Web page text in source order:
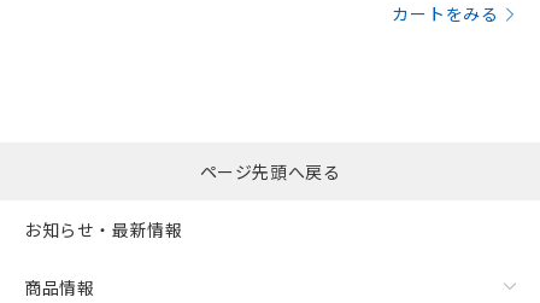
カートをみる
ページ先頭へ戻る
お知らせ・最新情報
商品情報